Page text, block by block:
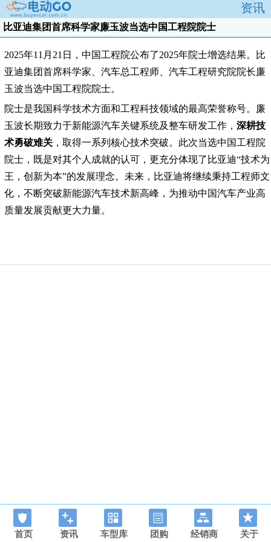
资讯
比亚迪集团首席科学家廉玉波当选中国工程院院士
2025年11月21日，中国工程院公布了2025年院士增选结果。比
亚迪集团首席科学家、汽车总工程师、汽车工程研究院院长廉
玉波当选中国工程院院士。
院士是我国科学技术方面和工程科技领域的最高荣誉称号。廉
玉波长期致力于新能源汽车关键系统及整车研发工作， 深耕技
术勇破难关 ，取得一系列核心技术突破。此次当选中国工程院
院士，既是对其个人成就的认可，更充分体现了比亚迪“技术为
王，创新为本”的发展理念。未来，比亚迪将继续秉持工程师文
化，不断突破新能源汽车技术新高峰，为推动中国汽车产业高
质量发展贡献更大力量。
首页 资讯 车型库 团购 经销商 关于